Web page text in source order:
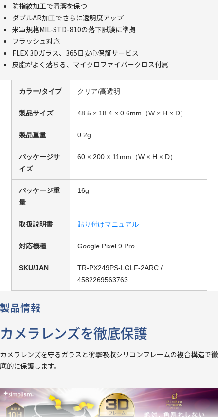
防指紋加工で清潔を保つ
ダブルAR加工でさらに透明度アップ
米軍規格MIL-STD-810の落下試験に準拠
フラッシュ対応
FLEX 3Dガラス、365日安心保証サービス
皮脂がよく落ちる、マイクロファイバークロス付属
カラー/タイプ クリア/高透明
製品サイズ 48.5 × 18.4 × 0.6mm（W × H × D）
製品重量 0.2g
パッケージサ
イズ
60 × 200 × 11mm（W × H × D）
パッケージ重
量
16g
取扱説明書 貼り付けマニュアル
対応機種 Google Pixel 9 Pro
SKU/JAN
TR-PX249PS-LGLF-2ARC /
4582269563763
製品情報
カメラレンズを徹底保護
カメラレンズを守るガラスと衝撃吸収シリコンフレームの複合構造で徹
底的に保護します。